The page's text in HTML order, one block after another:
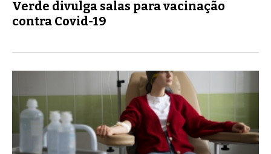
Verde divulga salas para vacinação
contra Covid-19